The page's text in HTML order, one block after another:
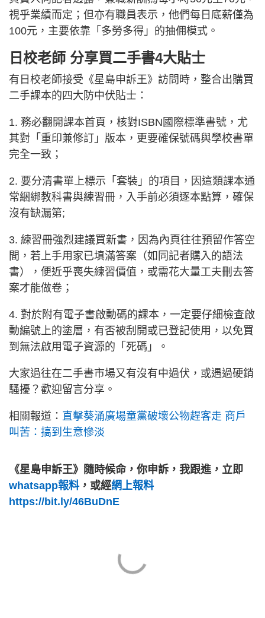
視乎業績而定；但亦有職員表示，他們每日底薪僅為
100元，主要依靠「多勞多得」的抽佣模式。
日校老師 分享買二手書4大貼士
有日校老師接受《星島申訴王》訪問時，整合出購買
二手課本的四大防中伏貼士：
1. 務必翻開課本首頁，核對ISBN國際標準書號，尤
其對「重印兼修訂」版本，更要確保號碼與學校書單
完全一致；
2. 要分清書單上標示「套裝」的項目，因這類課本通
常綑綁教科書與練習冊，入手前必須逐本點算，確保
沒有缺漏第;
3. 練習冊強烈建議買新書，因為內頁往往預留作答空
間，若上手用家已填滿答案（如同記者購入的語法
書），便近乎喪失練習價值，或需花大量工夫刪去答
案才能做卷；
4. 對於附有電子書啟動碼的課本，一定要仔細檢查啟
動編號上的塗層，有否被刮開或已登記使用，以免買
到無法啟用電子資源的「死碼」。
大家過往在二手書市場又有沒有中過伏，或遇過硬銷
騷擾？歡迎留言分享。
相關報道： 直擊葵涌廣場童黨破壞公物趕客走 商戶
叫苦：搞到生意慘淡
《星島申訴王》隨時候命，你申訴，我跟進，立即
whatsapp報料，或經網上報料
https://bit.ly/46BuDnE